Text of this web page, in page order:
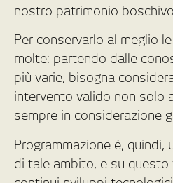
nostro patrimonio
Per conservarlo al meglio
molte: partendo dalle
più varie, bisogna
intervento valido non solo
sempre in considerazione
Programmazione è, quindi,
di tale ambito, e su questo